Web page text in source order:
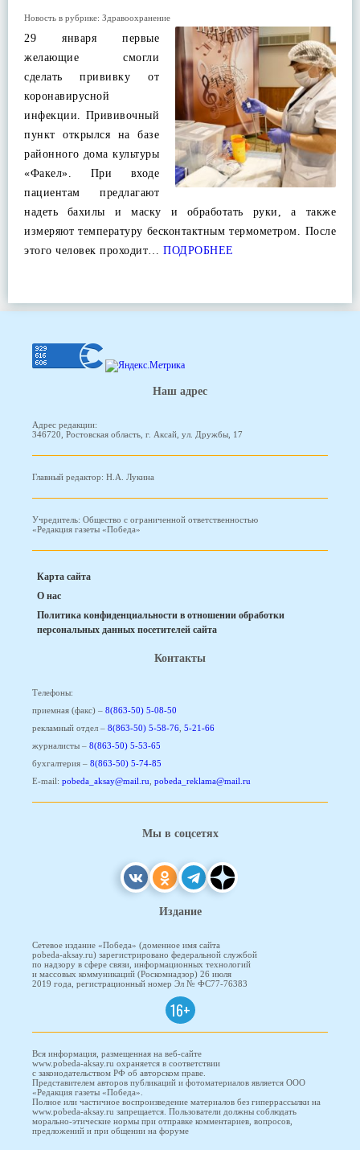
Новость в рубрике: Здравоохранение
29 января первые
желающие смогли
сделать прививку от
коронавирусной
инфекции. Прививочный
пункт открылся на базе
районного дома культуры
«Факел». При входе
пациентам предлагают
надеть бахилы и маску и обработать руки, а также
измеряют температуру бесконтактным термометром. После
этого человек проходит… ПОДРОБНЕЕ
Наш адрес
Адрес редакции:
346720, Ростовская область, г. Аксай, ул. Дружбы, 17
Главный редактор: Н.А. Лукина
Учредитель: Общество с ограниченной ответственностью
«Редакция газеты «Победа»
Карта сайта
О нас
Политика конфиденциальности в отношении обработки
персональных данных посетителей сайта
Контакты
Телефоны:
приемная (факс) – 8(863-50) 5-08-50
рекламный отдел – 8(863-50) 5-58-76 5-21-66
журналисты – 8(863-50) 5-53-65
бухгалтерия – 8(863-50) 5-74-85
E-mail: pobeda_aksay@mail.ru pobeda_reklama@mail.ru
Мы в соцсетях
Издание
Сетевое издание «Победа» (доменное имя сайта
pobeda-aksay.ru) зарегистрировано федеральной службой
по надзору в сфере связи, информационных технологий
и массовых коммуникаций (Роскомнадзор) 26 июля
2019 года, регистрационный номер Эл № ФС77-76383
16+
Вся информация, размещенная на веб-сайте
www.pobeda-aksay.ru охраняется в соответствии
с законодательством РФ об авторском праве.
Представителем авторов публикаций и фотоматериалов является ООО
«Редакция газеты «Победа».
Полное или частичное воспроизведение материалов без гиперрассылки на
www.pobeda-aksay.ru запрещается. Пользователи должны соблюдать
морально-этические нормы при отправке комментариев, вопросов,
предложений и при общении на форуме